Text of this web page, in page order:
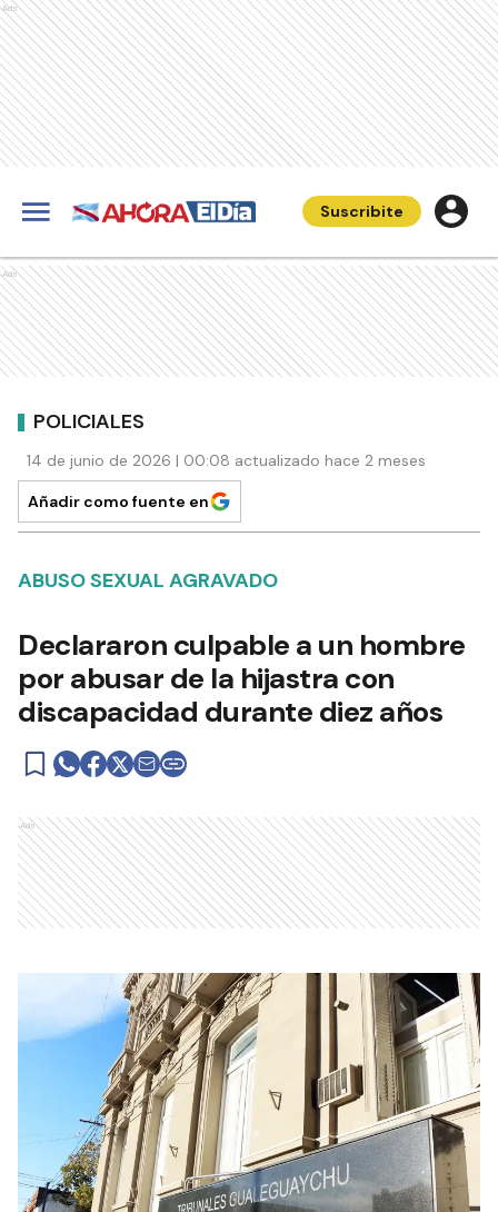
Ads
Suscribite
Ads
POLICIALES
14 de junio de 2026 | 00:08 actualizado hace 2 meses
Añadir como fuente en
ABUSO SEXUAL AGRAVADO
Declararon culpable a un hombre
por abusar de la hijastra con
discapacidad durante diez años
Ads